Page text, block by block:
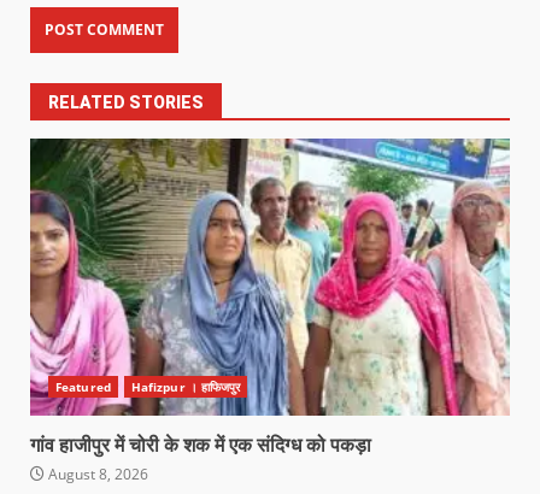
RELATED STORIES
Featured Hafizpur । हाफिजपुर
गांव हाजीपुर में चोरी के शक में एक संदिग्ध को पकड़ा
August 8, 2026